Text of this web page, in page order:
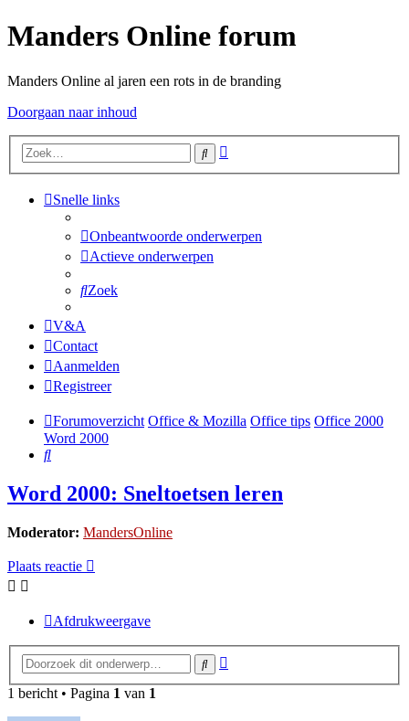
Manders Online forum
Manders Online al jaren een rots in de branding
Doorgaan naar inhoud
Zoek
Snelle links
Onbeantwoorde onderwerpen
Actieve onderwerpen
Zoek
V&A
Contact
Aanmelden
Registreer
Forumoverzicht Office & Mozilla Office tips Office 2000
Word 2000
Zoek
Word 2000: Sneltoetsen leren
Moderator: MandersOnline
Plaats reactie
Afdrukweergave
Zoek
1 bericht • Pagina 1 van 1